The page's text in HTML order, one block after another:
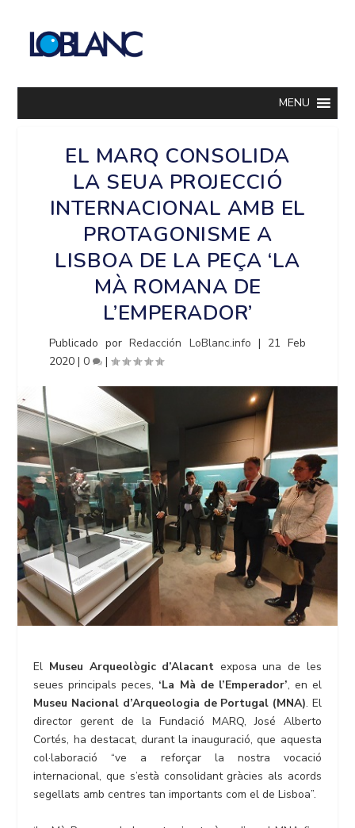
MENU
EL MARQ CONSOLIDA
LA SEUA PROJECCIÓ
INTERNACIONAL AMB EL
PROTAGONISME A
LISBOA DE LA PEÇA ‘LA
MÀ ROMANA DE
L’EMPERADOR’
Publicado porRedacción LoBlanc.info | 21 Feb
2020 |0 |
El Museu Arqueològic d’Alacant exposa una de les
seues principals peces, ‘La Mà de l’Emperador’, en el
Museu Nacional d’Arqueologia de Portugal (MNA). El
director gerent de la Fundació MARQ, José Alberto
Cortés, ha destacat, durant la inauguració, que aquesta
col·laboració “ve a reforçar la nostra vocació
internacional, que s’està consolidant gràcies als acords
segellats amb centres tan importants com el de Lisboa”.